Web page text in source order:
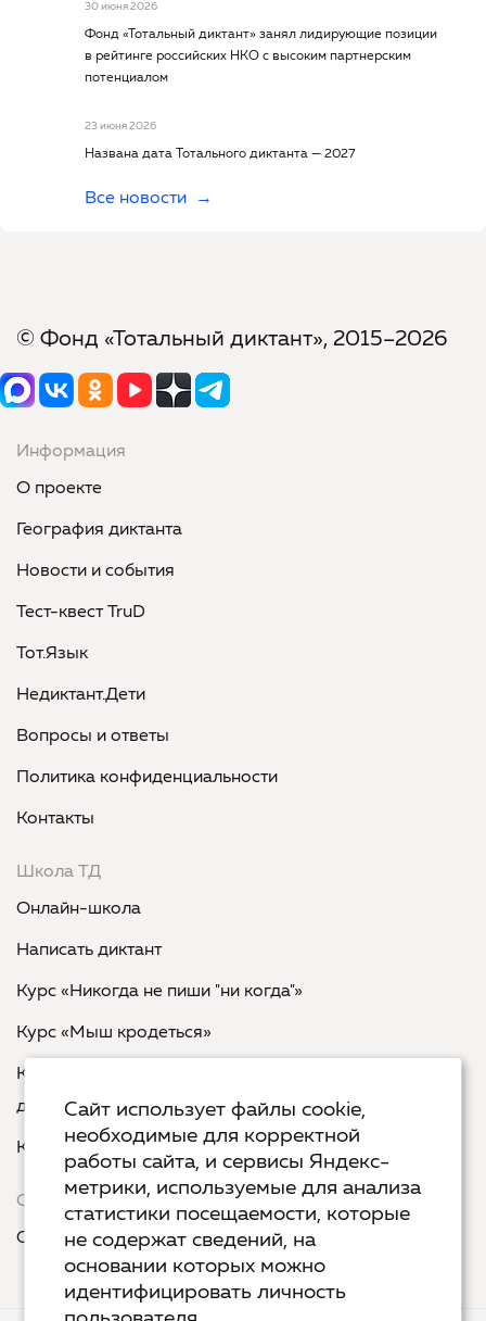
30 июня 2026
Фонд «Тотальный диктант» занял лидирующие позиции
в рейтинге российских НКО с высоким партнерским
потенциалом
23 июня 2026
Названа дата Тотального диктанта — 2027
Все новости
© Фонд «Тотальный диктант», 2015–2026
Информация
О проекте
География диктанта
Новости и события
Тест-квест TruD
Тот.Язык
Недиктант.Дети
Вопросы и ответы
Политика конфиденциальности
Контакты
Школа ТД
Онлайн-школа
Написать диктант
Курс «Никогда не пиши "ни когда"»
Курс «Мыш кродеться»
Курс «Русская пунктуация: болевые точки... и
двоеточия»
Курс «Я пишу - мне отвечают»
Сервисы
Организовать акцию в своем городе
Сайт использует файлы cookie,
необходимые для корректной
работы сайта, и сервисы Яндекс-
метрики, используемые для анализа
статистики посещаемости, которые
не содержат сведений, на
основании которых можно
идентифицировать личность